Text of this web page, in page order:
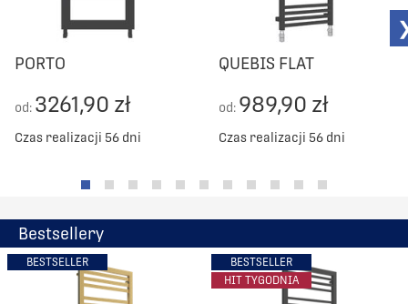
PORTO
od: 3261,90 zł
Czas realizacji 56 dni
QUEBIS FLAT
od: 989,90 zł
Czas realizacji 56 dni
Bestsellery
BESTSELLER
BESTSELLER
HIT TYGODNIA